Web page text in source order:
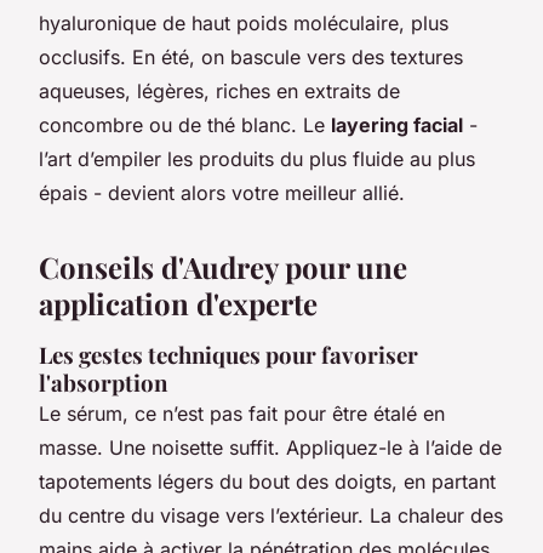
hyaluronique de haut poids moléculaire, plus
occlusifs. En été, on bascule vers des textures
aqueuses, légères, riches en extraits de
concombre ou de thé blanc. Le layering facial -
l’art d’empiler les produits du plus fluide au plus
épais - devient alors votre meilleur allié.
Conseils d'Audrey pour une
application d'experte
Les gestes techniques pour favoriser
l'absorption
Le sérum, ce n’est pas fait pour être étalé en
masse. Une noisette suffit. Appliquez-le à l’aide de
tapotements légers du bout des doigts, en partant
du centre du visage vers l’extérieur. La chaleur des